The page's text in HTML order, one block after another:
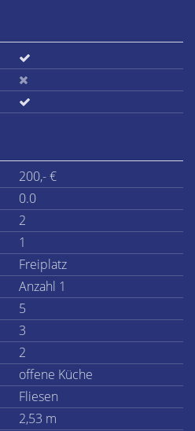
200,- €
0.0
2
1
Freiplatz
Anzahl 1
5
3
2
offene Küche
Fliesen
2,53 m